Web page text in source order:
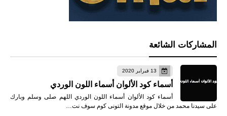
المشاركات الشائعة
13 فبراير 2020
أسماء كود الألوان أسماء اللون الوردي
أسماء كود الألوان أسماء اللون الوردي اللهم صلى وسلم وبارك
على سيدنا محمد من خلال موقع مدونة التونى كوم سوف نت…